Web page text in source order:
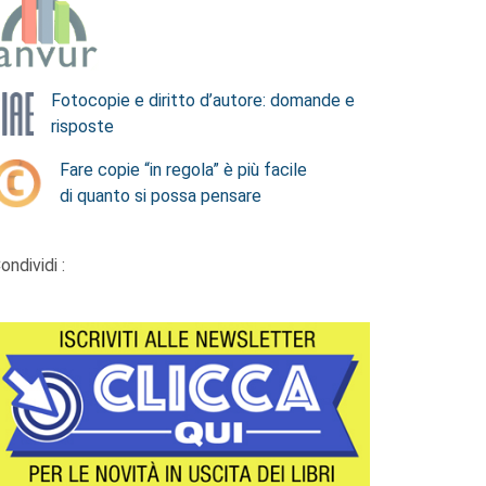
Fotocopie e diritto d’autore: domande e
risposte
Fare copie “in regola” è più facile
di quanto si possa pensare
: